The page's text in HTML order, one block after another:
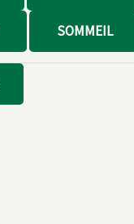
SOMMEIL